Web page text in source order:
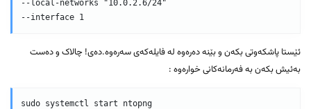
--local-networks "10.0.2.6/24"
ئێستا پاشکەوتی بکەن و بێنە دەرەوە لە فایلەکەی سەرەوە.دەی! چالاک و دەست
بەئیش بکەن بە فەرمانەکانی خوارەوە :
sudo systemctl start ntopng